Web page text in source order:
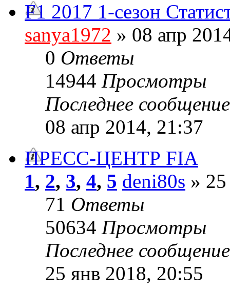
F1 2017 1-сезон
sanya1972 » 08 апр
0 Ответы
14944 Просмотры
Последнее
08 апр 2014, 21:37
ПРЕСС-ЦЕНТР FIA
1, 2, 3, 4, 5 deni80s »
71 Ответы
50634 Просмотры
Последнее
25 янв 2018, 20:55